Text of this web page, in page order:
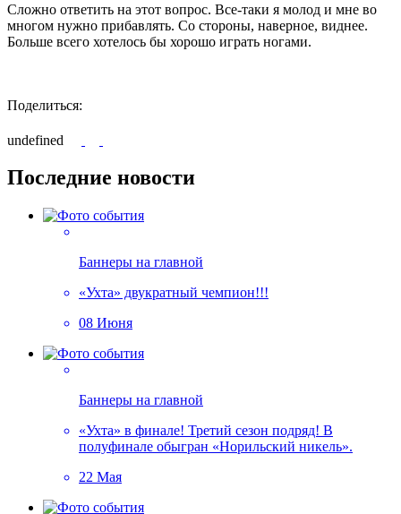
Сложно ответить на этот вопрос. Все-таки я молод и мне во
многом нужно прибавлять. Со стороны, наверное, виднее.
Больше всего хотелось бы хорошо играть ногами.
Поделиться:
undefined
Последние новости
Баннеры на главной
«Ухта» двукратный чемпион!!!
08 Июня
Баннеры на главной
«Ухта» в финале! Третий сезон подряд! В
полуфинале обыгран «Норильский никель».
22 Мая